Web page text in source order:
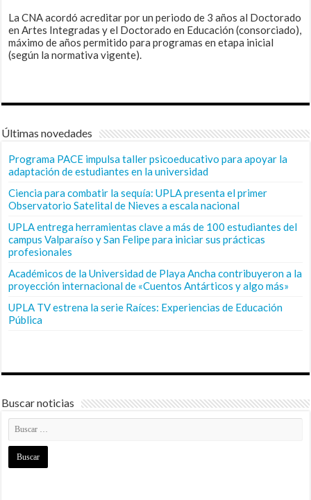
La CNA acordó acreditar por un periodo de 3 años al Doctorado
en Artes Integradas y el Doctorado en Educación (consorciado),
máximo de años permitido para programas en etapa inicial
(según la normativa vigente).
Últimas novedades
Programa PACE impulsa taller psicoeducativo para apoyar la
adaptación de estudiantes en la universidad
Ciencia para combatir la sequía: UPLA presenta el primer
Observatorio Satelital de Nieves a escala nacional
UPLA entrega herramientas clave a más de 100 estudiantes del
campus Valparaíso y San Felipe para iniciar sus prácticas
profesionales
Académicos de la Universidad de Playa Ancha contribuyeron a la
proyección internacional de «Cuentos Antárticos y algo más»
UPLA TV estrena la serie Raíces: Experiencias de Educación
Pública
Buscar noticias